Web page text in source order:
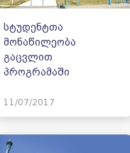
სტუდენტთა
მონაწილეობა
გაცვლით
პროგრამაში
11/07/2017